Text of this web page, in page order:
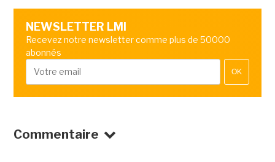
NEWSLETTER LMI
Recevez notre newsletter comme plus de 50000
abonnés
OK
Commentaire